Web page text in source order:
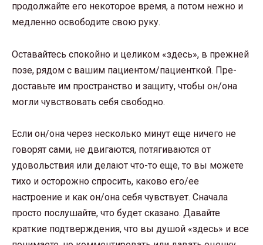
продолжайте его некоторое время, а потом нежно и
медленно освободите свою руку.
Оставайтесь спокойно и целиком «здесь», в прежней
позе, рядом с вашим пациентом/пациенткой. Пре-
доставьте им пространство и защиту, чтобы он/она
могли чувствовать себя свободно.
Если он/она через несколько минут еще ничего не
говорят сами, не двигаются, потягиваются от
удовольствия или делают что-то еще, то вы можете
тихо и осторожно спросить, каково его/ее
настроение и как он/она себя чувствует. Сначала
просто послушайте, что будет сказано. Давайте
краткие подтверждения, что вы душой «здесь» и все